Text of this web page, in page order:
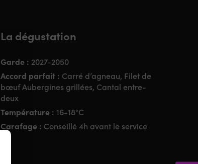
La dégustation
Garde : 2027-2050
Accord parfait : Carré d’agneau, Filet de
bœuf Aubergines grillées, Cantal entre-
deux
Température : 16-18°C
Carafage : Conseillé 4h avant le service